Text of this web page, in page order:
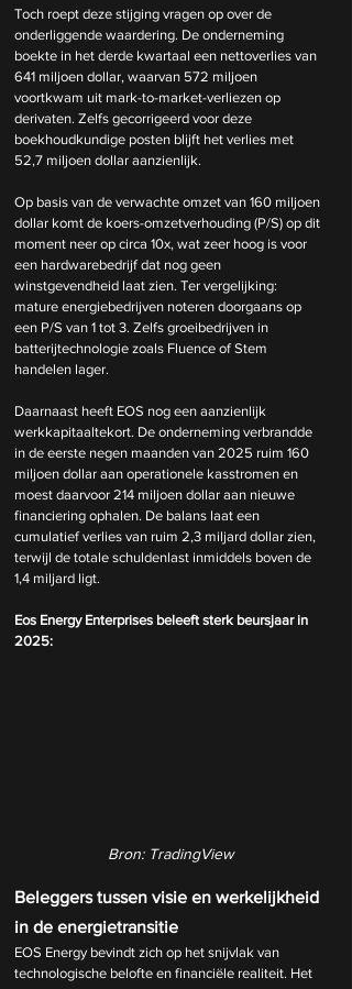
Toch roept deze stijging vragen op over de
onderliggende waardering. De onderneming
boekte in het derde kwartaal een nettoverlies van
641 miljoen dollar, waarvan 572 miljoen
voortkwam uit mark-to-market-verliezen op
derivaten. Zelfs gecorrigeerd voor deze
boekhoudkundige posten blijft het verlies met
52,7 miljoen dollar aanzienlijk.
Op basis van de verwachte omzet van 160 miljoen
dollar komt de koers-omzetverhouding (P/S) op dit
moment neer op circa 10x, wat zeer hoog is voor
een hardwarebedrijf dat nog geen
winstgevendheid laat zien. Ter vergelijking:
mature energiebedrijven noteren doorgaans op
een P/S van 1 tot 3. Zelfs groeibedrijven in
batterijtechnologie zoals Fluence of Stem
handelen lager.
Daarnaast heeft EOS nog een aanzienlijk
werkkapitaaltekort. De onderneming verbrandde
in de eerste negen maanden van 2025 ruim 160
miljoen dollar aan operationele kasstromen en
moest daarvoor 214 miljoen dollar aan nieuwe
financiering ophalen. De balans laat een
cumulatief verlies van ruim 2,3 miljard dollar zien,
terwijl de totale schuldenlast inmiddels boven de
1,4 miljard ligt.
Eos Energy Enterprises beleeft sterk beursjaar in
2025:
Bron: TradingView
Beleggers tussen visie en werkelijkheid
in de energietransitie
EOS Energy bevindt zich op het snijvlak van
technologische belofte en financiële realiteit. Het